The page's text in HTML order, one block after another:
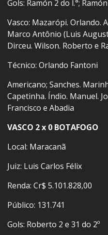
Gols: Ramón 2 do l.°;
Vasco: Mazarópi. Orlando.
Marco Antônio (Luis
Dirceu. Wilson. Roberto e
Técnico: Orlando Fantoni
Americano; Sanches.
Capetinha. Índio. Manuel.
Francisco e Abadia
VASCO 2 x 0 BOTAFOGO
Local: Maracanã
Juiz: Luis Carlos Félix
Renda: Cr$ 5.101.828,00
Público: 131.741
Gols: Roberto 2 e 31 do 2º